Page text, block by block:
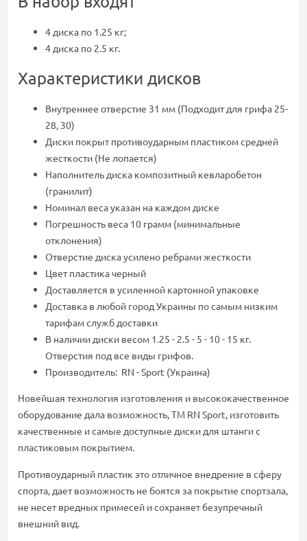
4 диска по 1.25 кг;
4 диска по 2.5 кг.
Характеристики дисков
Внутреннее отверстие 31 мм (Подходит для грифа 25-
28, 30)
Диски покрыт противоударным пластиком средней
жесткости (Не лопается)
Наполнитель диска композитный кевларобетон
(гранилит)
Номинал веса указан на каждом диске
Погрешность веса 10 грамм (минимальные
отклонения)
Отверстие диска усилено ребрами жесткости
Цвет пластика черный
Доставляется в усиленной картонной упаковке
Доставка в любой город Украины по самым низким
тарифам служб доставки
В наличии диски весом 1.25 - 2.5 - 5 - 10 - 15 кг.
Отверстия под все виды грифов.
Производитель: RN - Sport (Украина)
Новейшая технология изготовления и высококачественное
оборудование дала возможность, ТМ RN Sport, изготовить
качественные и самые доступные диски для штанги с
пластиковым покрытием.
Противоударный пластик это отличное внедрение в сферу
спорта, дает возможность не боятся за покрытие спортзала,
не несет вредных примесей и сохраняет безупречный
внешний вид.